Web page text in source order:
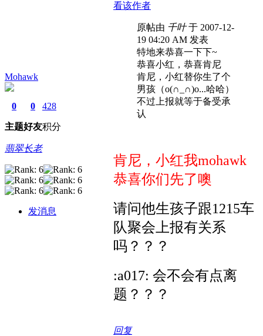
Mohawk
0
主题
0
好友
428
积分
翡翠长老
发消息
看该作者
原帖由 千叶于 2007-12-
19 04:20 AM 发表
特地来恭喜一下下~
恭喜小红，恭喜肯尼
肯尼，小红替你生了个
男孩（o(∩_∩)o...哈哈）
不过上报就等于备受承
认
肯尼，小红我mohawk
恭喜你们先了噢
请问他生孩子跟1215车
队聚会上报有关系
吗？？？
:a017: 会不会有点离
题？？？
回复